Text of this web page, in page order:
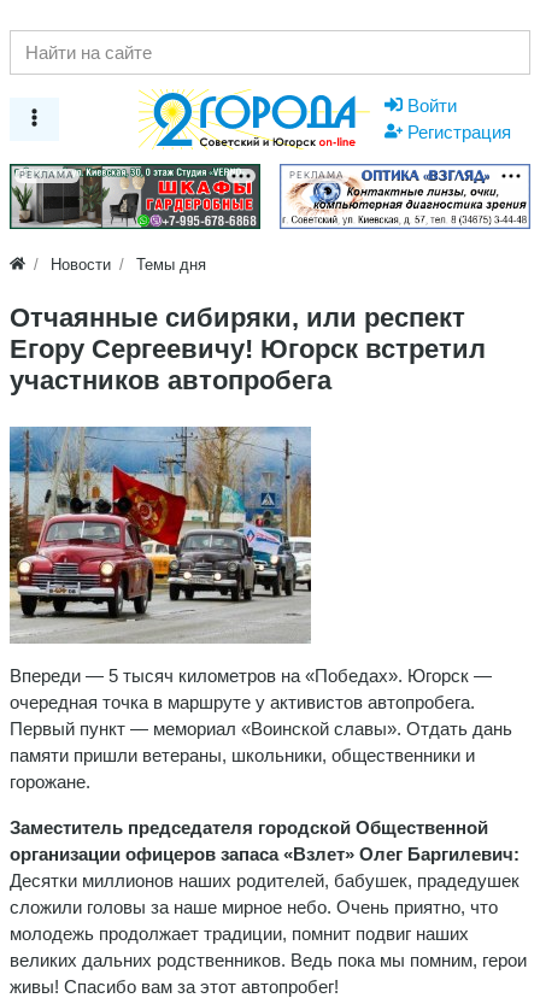
Войти
Регистрация
РЕКЛАМА РЕКЛАМА
Новости Темы дня
Отчаянные сибиряки, или респект
Егору Сергеевичу! Югорск встретил
участников автопробега
Впереди — 5 тысяч километров на «Победах». Югорск —
очередная точка в маршруте у активистов автопробега.
Первый пункт — мемориал «Воинской славы». Отдать дань
памяти пришли ветераны, школьники, общественники и
горожане.
Заместитель председателя городской Общественной
организации офицеров запаса «Взлет» Олег Баргилевич:
Десятки миллионов наших родителей, бабушек, прадедушек
сложили головы за наше мирное небо. Очень приятно, что
молодежь продолжает традиции, помнит подвиг наших
великих дальних родственников. Ведь пока мы помним, герои
живы! Спасибо вам за этот автопробег!